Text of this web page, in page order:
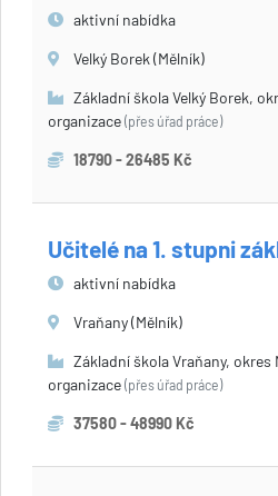
aktivní nabídka
Velký Borek (Mělník)
Základní škola Velký Borek,
organizace (přes úřad práce)
18790 - 26485 Kč
Učitelé na 1. stupni
aktivní nabídka
Vraňany (Mělník)
Základní škola Vraňany,
organizace (přes úřad práce)
37580 - 48990 Kč